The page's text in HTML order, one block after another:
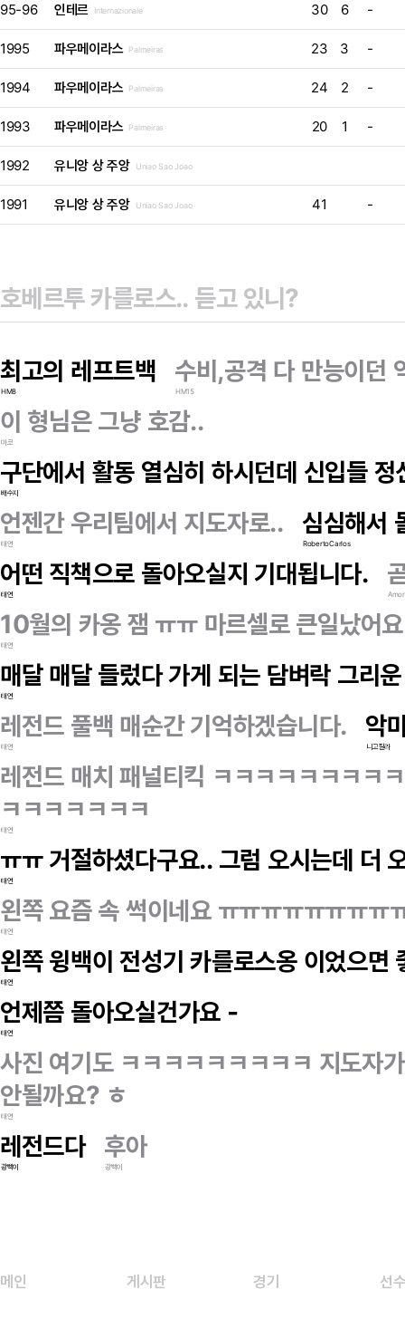
95-96 인테르 Internazionale 30 6 -
1995 파우메이라스 Palmeiras 23 3 -
1994 파우메이라스 Palmeiras 24 2 -
1993 파우메이라스 Palmeiras 20 1 -
1992 유니앙 상 주앙 Uniao Sao Joao
1991 유니앙 상 주앙 Uniao Sao Joao 41 -
최고의 레프트백
HM8
수비,공격 다 만능이던
HM15
이 형님은 그냥 호감..
마코
구단에서 활동 열심히 하시던데 신입들
배수지
언젠간 우리팀에서 지도자로..
태연
심심해서
RobertoCarlos
어떤 직책으로 돌아오실지 기대됩니다.
태연
10월의 카옹 잼 ㅠㅠ 마르셀로 큰일났어
태연
매달 매달 들렀다 가게 되는 담벼락 그리
태연
레전드 풀백 매순간 기억하겠습니다.
태연
악
니고질라
레전드 매치 패널티킥 ㅋㅋㅋㅋㅋㅋㅋㅋ
ㅋㅋㅋㅋㅋㅋㅋ
태연
ㅠㅠ 거절하셨다구요.. 그럼 오시는데 더
태연
왼쪽 요즘 속 썩이네요 ㅠㅠㅠㅠㅠㅠㅠㅠ
태연
왼쪽 윙백이 전성기 카를로스옹 이었으면
태연
언제쯤 돌아오실건가요 -
태연
사진 여기도 ㅋㅋㅋㅋㅋㅋㅋㅋㅋ 지도자
안될까요? ㅎ
태연
레전드다
광빡이
후아
광빡이
메인 게시판 경기 선